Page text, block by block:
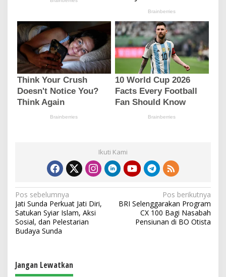
Ikuti Kami
N
a
v
i
a
Pos sebelumnya
Jati Sunda Perkuat Jati Diri,
Satukan Syiar Islam, Aksi
Sosial, dan Pelestarian
Budaya Sunda
Pos berikutnya
BRI Selenggarakan Program
CX 100 Bagi Nasabah
Pensiunan di BO Otista
Jangan Lewatkan